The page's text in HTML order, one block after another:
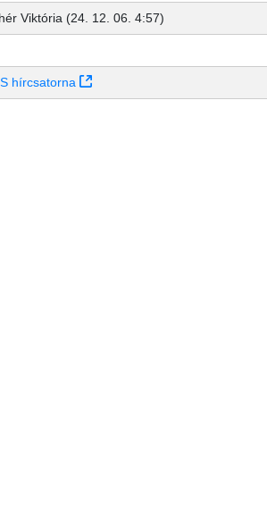
Viktória (24. 12. 06. 4:57)
hírcsatorna (Új ablakot nyit)